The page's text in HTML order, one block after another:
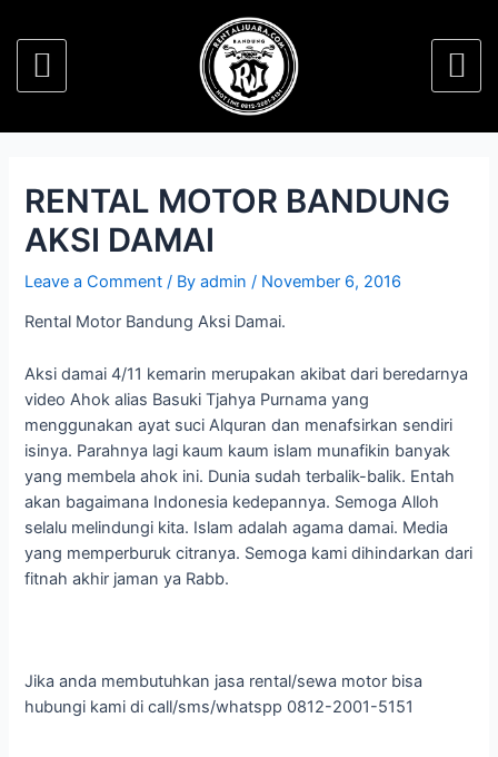
RENTAL MOTOR BANDUNG
AKSI DAMAI
Leave a Comment / Byadmin/ November 6, 2016
Rental Motor Bandung Aksi Damai.
Aksi damai 4/11 kemarin merupakan akibat dari beredarnya
video Ahok alias Basuki Tjahya Purnama yang
menggunakan ayat suci Alquran dan menafsirkan sendiri
isinya. Parahnya lagi kaum kaum islam munafikin banyak
yang membela ahok ini. Dunia sudah terbalik-balik. Entah
akan bagaimana Indonesia kedepannya. Semoga Alloh
selalu melindungi kita. Islam adalah agama damai. Media
yang memperburuk citranya. Semoga kami dihindarkan dari
fitnah akhir jaman ya Rabb.
Jika anda membutuhkan jasa rental/sewa motor bisa
hubungi kami di call/sms/whatspp 0812-2001-5151